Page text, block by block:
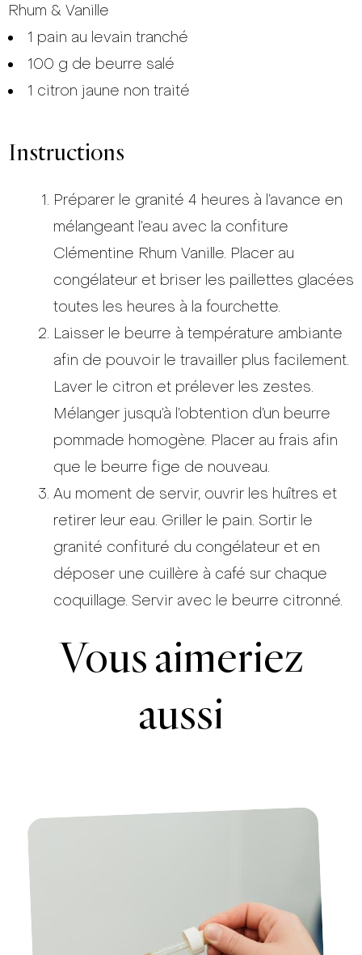
Rhum & Vanille
1 pain au levain tranché
100 g de beurre salé
1 citron jaune non traité
Instructions
Préparer le granité 4 heures à l’avance en
mélangeant l’eau avec la confiture
Clémentine Rhum Vanille. Placer au
congélateur et briser les paillettes glacées
toutes les heures à la fourchette.
Laisser le beurre à température ambiante
afin de pouvoir le travailler plus facilement.
Laver le citron et prélever les zestes.
Mélanger jusqu’à l’obtention d’un beurre
pommade homogène. Placer au frais afin
que le beurre fige de nouveau.
Au moment de servir, ouvrir les huîtres et
retirer leur eau. Griller le pain. Sortir le
granité confituré du congélateur et en
déposer une cuillère à café sur chaque
coquillage. Servir avec le beurre citronné.
Vous aimeriez
aussi